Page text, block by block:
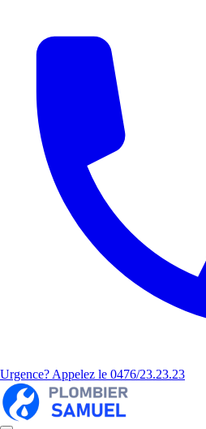
Urgence? Appelez le 0476/23.23.23